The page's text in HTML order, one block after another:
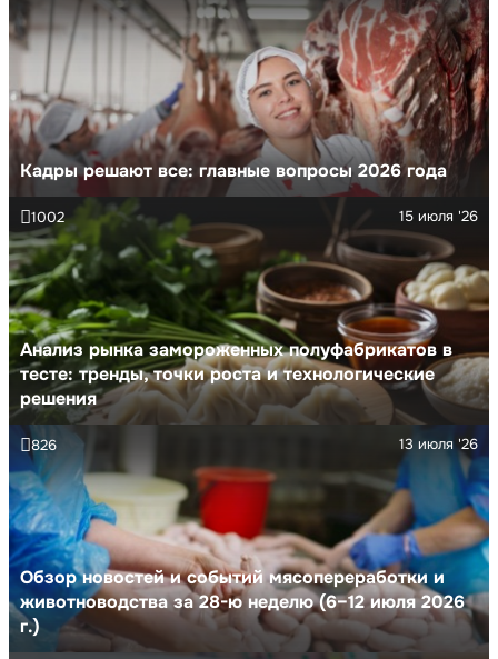
Кадры решают все: главные вопросы 2026 года
Анализ рынка замороженных полуфабрикатов в
тесте: тренды, точки роста и технологические
решения
15 июля '26
1002
Обзор новостей и событий мясопереработки и
животноводства за 28-ю неделю (6–12 июля 2026
г.)
13 июля '26
826